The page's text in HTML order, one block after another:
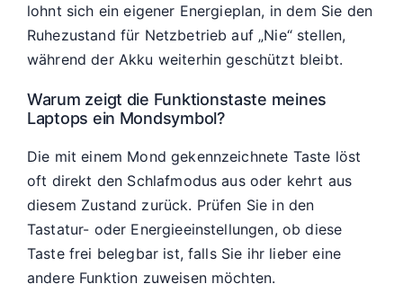
lohnt sich ein eigener Energieplan, in dem Sie den
Ruhezustand für Netzbetrieb auf „Nie“ stellen,
während der Akku weiterhin geschützt bleibt.
Warum zeigt die Funktionstaste meines
Laptops ein Mondsymbol?
Die mit einem Mond gekennzeichnete Taste löst
oft direkt den Schlafmodus aus oder kehrt aus
diesem Zustand zurück. Prüfen Sie in den
Tastatur- oder Energieeinstellungen, ob diese
Taste frei belegbar ist, falls Sie ihr lieber eine
andere Funktion zuweisen möchten.